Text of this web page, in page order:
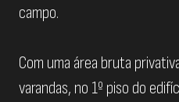
campo.
Com uma área bruta
varandas, no 1º piso do